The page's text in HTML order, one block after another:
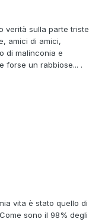
verità sulla parte triste
amici di amici,
di malinconia e
forse un rabbiose... .
vita è stato quello di
sono il 98% degli